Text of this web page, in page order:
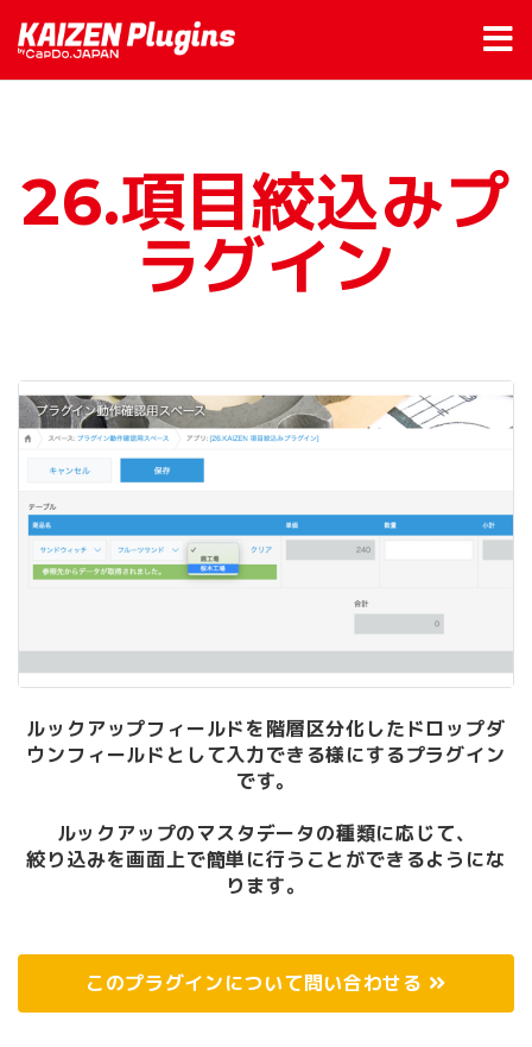
26.項目絞込みプ
ラグイン
ルックアップフィールドを階層区分化したドロップダ
ウンフィールドとして入力できる様にするプラグイン
です。
ルックアップのマスタデータの種類に応じて、
絞り込みを画面上で簡単に行うことができるようにな
ります。
このプラグインについて問い合わせる